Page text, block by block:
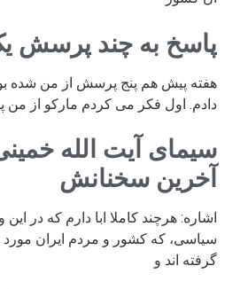
پاسخ به چند پرسش
هفته پیش هم پنج پرسش از من شده
دادم. اول فکر می کردم مارکو از من
سیمای آیت الله
آخرین سخنانش
اشاره: هرچند کاملا ابا دارم که در
سیاسی، که کشور و مردم ایران مورد
گرفته اند و